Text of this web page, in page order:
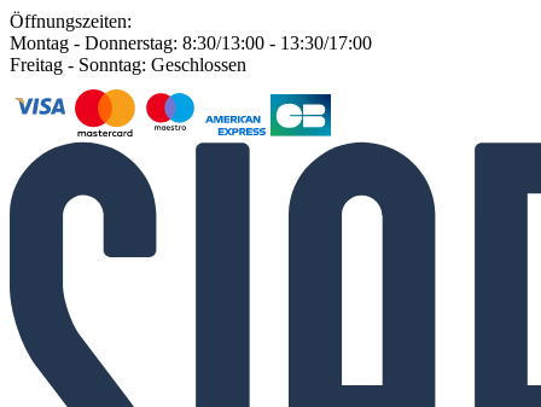
Öffnungszeiten:
Montag - Donnerstag: 8:30/13:00 - 13:30/17:00
Freitag - Sonntag: Geschlossen